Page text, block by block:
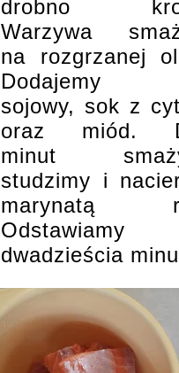
drobno
Warzywa
na rozgrzanej
Dodajemy
sojowy, sok z
oraz miód.
minut
studzimy i
marynatą
dwadzieścia